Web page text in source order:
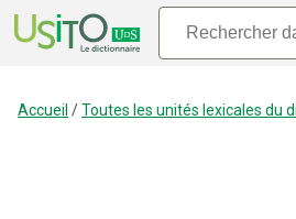
Accueil /Toutes les unités lexicales du